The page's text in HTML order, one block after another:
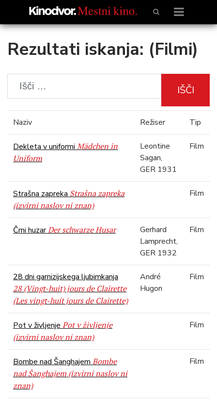
Rezultati iskanja: (Filmi)
IŠČI
Naziv Režiser Tip
Dekleta v uniformi Mädchen in
Uniform
Leontine
Sagan,
GER 1931
Film
Strašna zapreka Strašna zapreka
(izvirni naslov ni znan)
Film
Črni huzarDer schwarze Husar
Gerhard
Lamprecht,
GER 1932
Film
28 dni garnizijskega ljubimkanja
28 (Vingt-huit) jours de Clairette
(Les vingt-huit jours de Clairette)
André
Hugon
Film
Pot v življenje Pot v življenje
(izvirni naslov ni znan)
Film
Bombe nad Šanghajem Bombe
nad Šanghajem (izvirni naslov ni
znan)
Film